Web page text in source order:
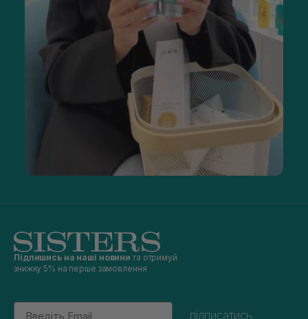
Підпишись на наші новини та отримуй
знижку 5% на перше замовлення
Email
підписатись